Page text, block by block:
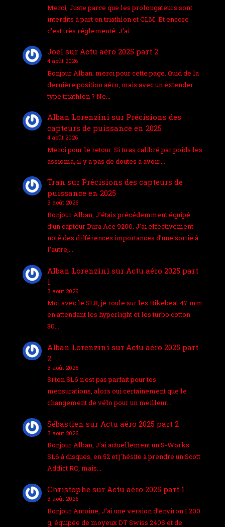
Merci, Juste parce que les prolongateurs sont
interdits à part en triathlon et CLM. Et encore
c'est très réglementé. J'ai…
Joel sur Actu aéro 2025 part 2
4 août 2026
Bonjour Alban; merci pour cette page. Quid de la
dernière position aéro, mais avec un extender
type triathlon ? Ne…
Alban Lorenzini sur Précisions des
capteurs de puissance en 2025
4 août 2026
Merci pour le retour. Si tu as calibré par poids les
assioma, il y a pas de doutes à avoir.…
Tran sur Précisions des capteurs de
puissance en 2025
3 août 2026
Bonjour Alban, J’étais précédemment équipé
d’un capteur Dura Ace 9200. J’ai effectivement
noté des différences importances d’une sortie à
l’autre,…
Alban Lorenzini sur Actu aéro 2025 part
1
3 août 2026
Moi avec le SL8, je roule sur les Bikebeat 47 mm
en attendant les hyperlight et les turbo cotton
30…
Alban Lorenzini sur Actu aéro 2025 part
2
3 août 2026
Si ton SL6 n'est pas parfait pour tes
mensurations, alors oui certainement que le
changement de vélo pour un meilleur…
Sébastien sur Actu aéro 2025 part 2
3 août 2026
Bonjour Alban, J'ai actuellement un S-Works
SL6 à disques, en 52 et j'hésite à prendre un Scott
Addict RC, mais…
Christophesur Actu aéro 2025 part 1
3 août 2026
Bonjour Antoine, J’ai une version d’environ 1 200
g, équipée de moyeux DT Swiss 240S et de